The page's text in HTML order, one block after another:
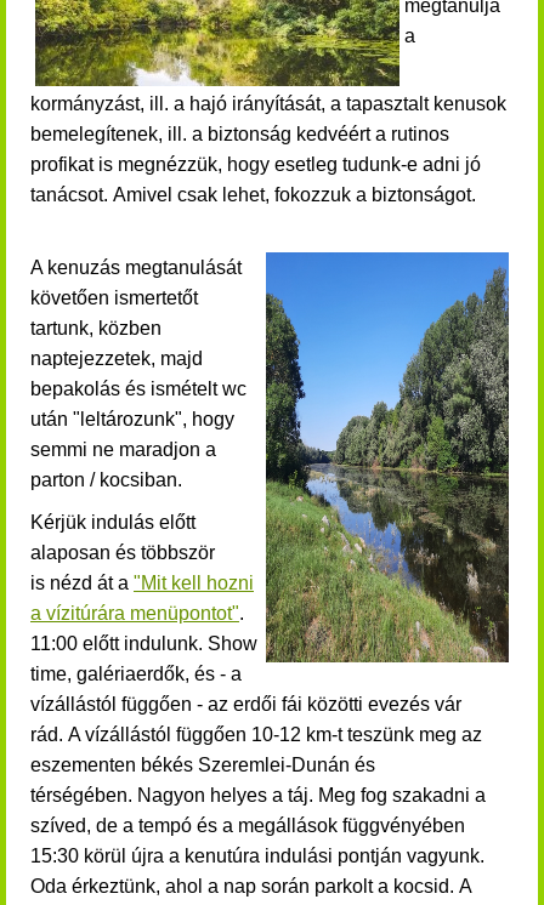
megtanulja
a
kormányzást, ill. a hajó irányítását, a tapasztalt kenusok
bemelegítenek, ill. a biztonság kedvéért a rutinos
profikat is megnézzük, hogy esetleg tudunk-e adni jó
tanácsot. Amivel csak lehet, fokozzuk a biztonságot.
A kenuzás megtanulását
követően ismertetőt
tartunk, közben
naptejezzetek, majd
bepakolás és ismételt wc
után "leltározunk", hogy
semmi ne maradjon a
parton / kocsiban.
Kérjük indulás előtt
alaposan és többször
is nézd át a "Mit kell hozni
a vízitúrára menüpontot".
11:00 előtt indulunk. Show
time, galériaerdők, és - a
vízállástól függően - az erdői fái közötti evezés vár
rád. A vízállástól függően 10-12 km-t teszünk meg az
eszementen békés Szeremlei-Dunán és
térségében. Nagyon helyes a táj. Meg fog szakadni a
szíved, de a tempó és a megállások függvényében
15:30 körül újra a kenutúra indulási pontján vagyunk.
Oda érkeztünk, ahol a nap során parkolt a kocsid. A